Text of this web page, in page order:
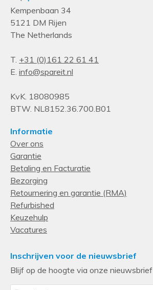
Kempenbaan 34
5121 DM Rijen
The Netherlands
T. +31 (0)161 22 61 41
E. info@spareit.nl
KvK. 18080985
BTW. NL8152.36.700.B01
Informatie
Over ons
Garantie
Betaling en Facturatie
Bezorging
Retournering en garantie (RMA)
Refurbished
Keuzehulp
Vacatures
Inschrijven voor de nieuwsbrief
Blijf op de hoogte via onze nieuwsbrief